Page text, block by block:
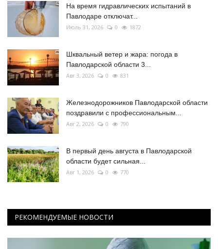
На время гидравлических испытаний в
Павлодаре отключат...
Июль 31, 2026 0 1872
Шквальный ветер и жара: погода в
Павлодарской области 3...
Авг 3, 2026 0 831
Железнодорожников Павлодарской области
поздравили с профессиональным...
Авг 2, 2026 0 790
В первый день августа в Павлодарской
области будет сильная...
Авг 1, 2026 0 770
РЕКОМЕНДУЕМЫЕ НОВОСТИ